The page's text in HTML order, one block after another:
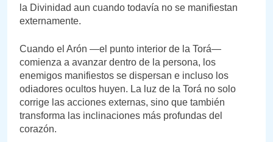
la Divinidad aun cuando todavía no se manifiestan
externamente.
Cuando el Arón —el punto interior de la Torá—
comienza a avanzar dentro de la persona, los
enemigos manifiestos se dispersan e incluso los
odiadores ocultos huyen. La luz de la Torá no solo
corrige las acciones externas, sino que también
transforma las inclinaciones más profundas del
corazón.